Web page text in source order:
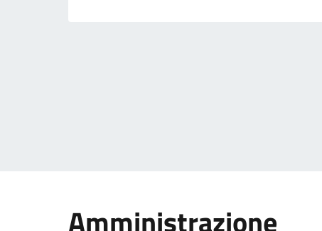
Amministrazione